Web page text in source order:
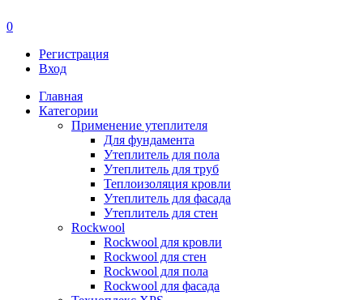
0
Регистрация
Вход
Главная
Категории
Применение утеплителя
Для фундамента
Утеплитель для пола
Утеплитель для труб
Теплоизоляция кровли
Утеплитель для фасада
Утеплитель для стен
Rockwool
Rockwool для кровли
Rockwool для стен
Rockwool для пола
Rockwool для фасада